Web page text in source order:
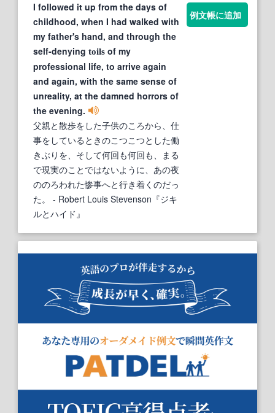
I followed it up from the days of
childhood, when I had walked with
my father's hand, and through the
self-denying toils of my
professional life, to arrive again
and again, with the same sense of
unreality, at the damned horrors of
the evening.
父親と散歩をした子供のころから、仕
事をしているときのこつこつとした働
きぶりを、そして何回も何回も、まる
で現実のことではないように、あの夜
ののろわれた惨事へと行き着くのだっ
た。
- Robert Louis Stevenson『ジキ
ルとハイド』
例文帳に追加